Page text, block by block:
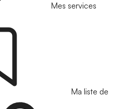
Mes services
Ma liste de